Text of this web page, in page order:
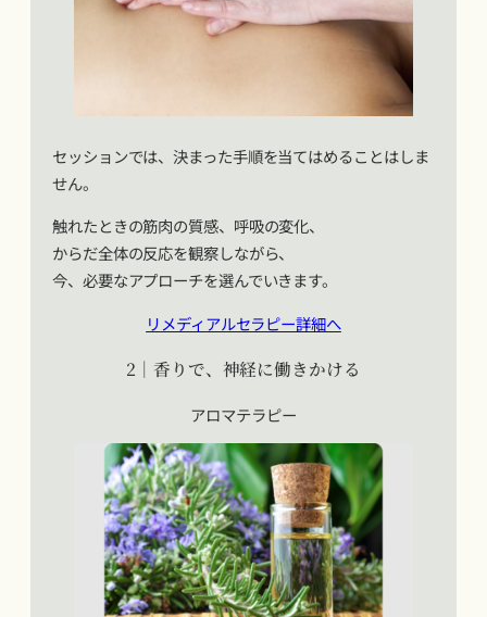
セッションでは、決まった手順を当てはめることはしま
せん。
触れたときの筋肉の質感、呼吸の変化、
からだ全体の反応を観察しながら、
今、必要なアプローチを選んでいきます。
リメディアルセラピー詳細へ
2｜香りで、神経に働きかける
アロマテラピー